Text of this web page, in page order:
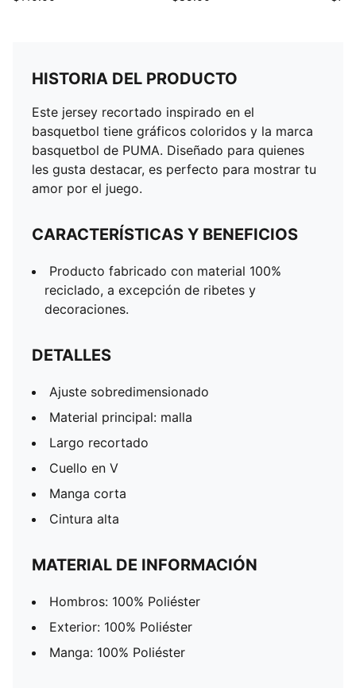
HISTORIA DEL PRODUCTO
Este jersey recortado inspirado en el
basquetbol tiene gráficos coloridos y la marca
basquetbol de PUMA. Diseñado para quienes
les gusta destacar, es perfecto para mostrar tu
amor por el juego.
CARACTERÍSTICAS Y BENEFICIOS
Producto fabricado con material 100%
reciclado, a excepción de ribetes y
decoraciones.
DETALLES
Ajuste sobredimensionado
Material principal: malla
Largo recortado
Cuello en V
Manga corta
Cintura alta
MATERIAL DE INFORMACIÓN
Hombros: 100% Poliéster
Exterior: 100% Poliéster
Manga: 100% Poliéster